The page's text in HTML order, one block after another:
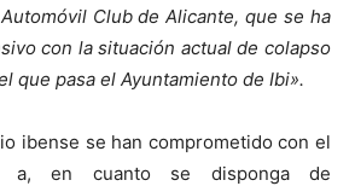
Club de Alicante, que se ha
con la situación actual de colapso
que pasa el Ayuntamiento de Ibi».
ibense se han comprometido con el
a, en cuanto se disponga de